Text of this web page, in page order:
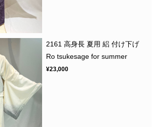
2161 高身長 夏用 絽 付け下げ
Ro tsukesage for summer
¥23,000